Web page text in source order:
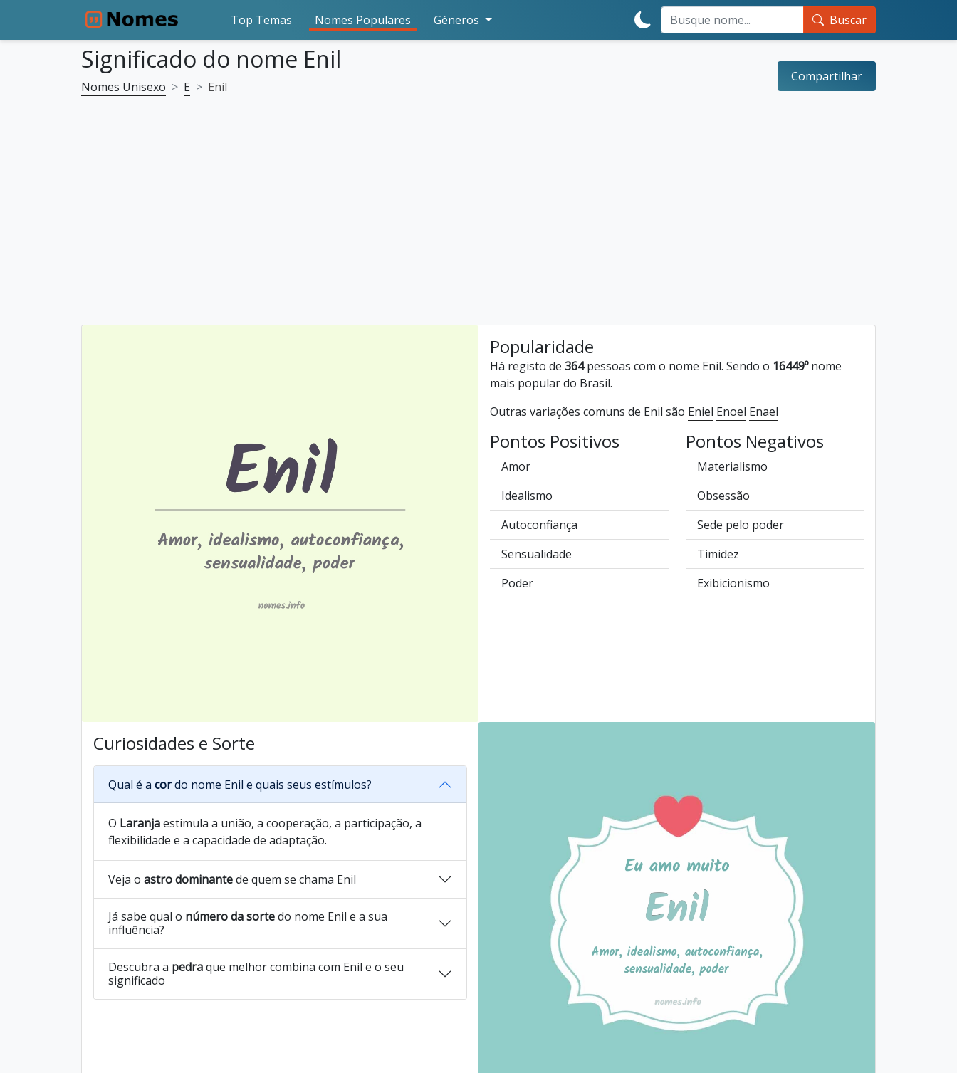
Top Temas Nomes Populares Géneros Buscar
Significado do nome Enil
Nomes Unisexo E Enil
Compartilhar
Popularidade
Há registo de 364pessoas com o nome Enil. Sendo o 16449ºnome
mais popular do Brasil.
Outras variações comuns de Enil são Eniel Enoel Enael
Pontos Positivos
Amor
Idealismo
Autoconfiança
Sensualidade
Poder
Pontos Negativos
Materialismo
Obsessão
Sede pelo poder
Timidez
Exibicionismo
Curiosidades e Sorte
Qual é a cordo nome Enil e quais seus estímulos?
O Laranjaestimula a união, a cooperação, a participação, a
flexibilidade e a capacidade de adaptação.
Veja o astro dominantede quem se chama Enil
Já sabe qual o número da sortedo nome Enil e a sua
influência?
Descubra a pedraque melhor combina com Enil e o seu
significado